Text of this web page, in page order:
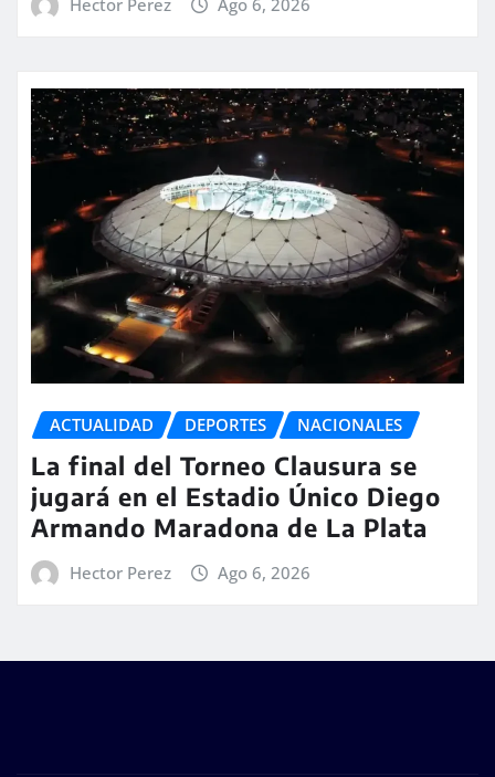
ACTUALIDAD DEPORTES NACIONALES
La final del Torneo Clausura se
jugará en el Estadio Único Diego
Armando Maradona de La Plata
Hector Perez Ago 6, 2026